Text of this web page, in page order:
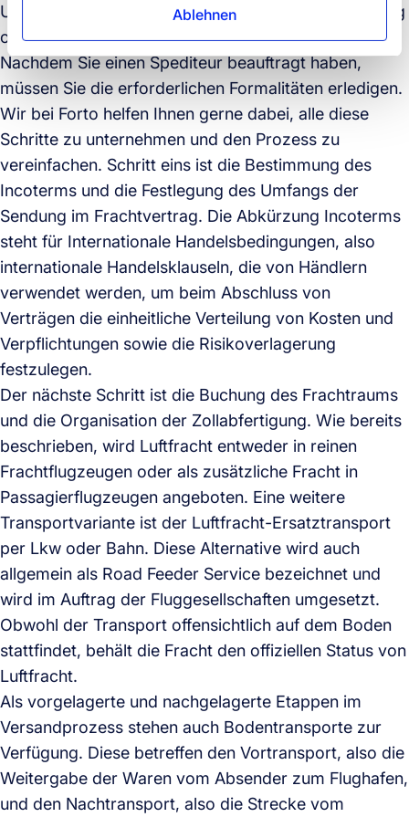
Ablehnen
Unabhängig davon, ob Sie eine volle Containerladung
oder nur eine Teilladung transportieren möchten:
Nachdem Sie einen Spediteur beauftragt haben,
müssen Sie die erforderlichen Formalitäten erledigen.
Wir bei Forto helfen Ihnen gerne dabei, alle diese
Schritte zu unternehmen und den Prozess zu
vereinfachen. Schritt eins ist die Bestimmung des
Incoterms und die Festlegung des Umfangs der
Sendung im Frachtvertrag. Die Abkürzung Incoterms
steht für Internationale Handelsbedingungen, also
internationale Handelsklauseln, die von Händlern
verwendet werden, um beim Abschluss von
Verträgen die einheitliche Verteilung von Kosten und
Verpflichtungen sowie die Risikoverlagerung
festzulegen.
Der nächste Schritt ist die Buchung des Frachtraums
und die Organisation der Zollabfertigung. Wie bereits
beschrieben, wird Luftfracht entweder in reinen
Frachtflugzeugen oder als zusätzliche Fracht in
Passagierflugzeugen angeboten. Eine weitere
Transportvariante ist der Luftfracht-Ersatztransport
per Lkw oder Bahn. Diese Alternative wird auch
allgemein als Road Feeder Service bezeichnet und
wird im Auftrag der Fluggesellschaften umgesetzt.
Obwohl der Transport offensichtlich auf dem Boden
stattfindet, behält die Fracht den offiziellen Status von
Luftfracht.
Als vorgelagerte und nachgelagerte Etappen im
Versandprozess stehen auch Bodentransporte zur
Verfügung. Diese betreffen den Vortransport, also die
Weitergabe der Waren vom Absender zum Flughafen,
und den Nachtransport, also die Strecke vom